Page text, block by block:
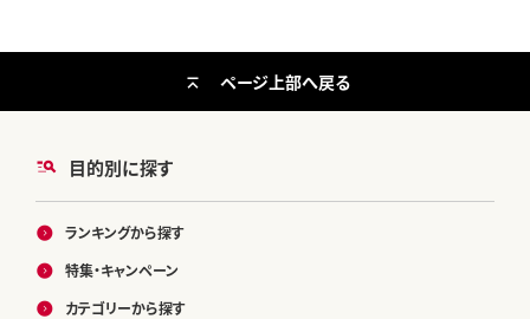
目的別に探す
ランキングから探す
特集・キャンペーン
カテゴリーから探す
ページ上部へ戻る